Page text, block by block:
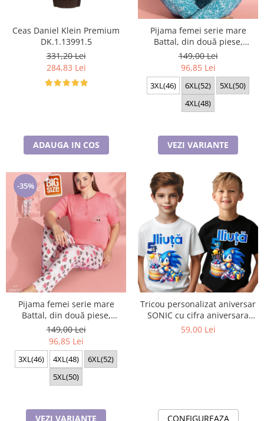
Ceas Daniel Klein Premium
DK.1.13991.5
331,20 Lei
284,83 Lei
ADAUGA IN COS
Pijama femei serie mare
Battal, din două piese,
bumbac , Lux PIJ32974
149,00 Lei
96,85 Lei
3XL(46) 6XL(52)
5XL(50)
4XL(48)
VEZI VARIANTE
-35%
Pijama femei serie mare
Battal, din două piese,
bumbac , Lux PIJ300025
149,00 Lei
96,85 Lei
3XL(46) 4XL(48)
6XL(52)
5XL(50)
VEZI VARIANTE
Tricou personalizat aniversar
SONIC cu cifra aniversara
TAS101
59,00 Lei
CONFIGUREAZA